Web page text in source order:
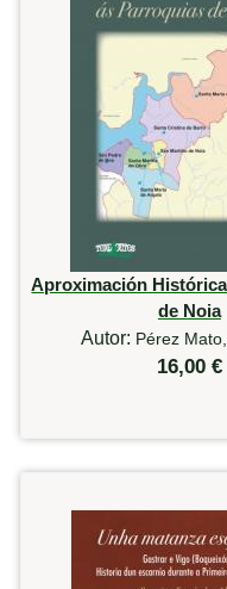
Aproximación
de Noia
Autor: Pérez
16,00 €